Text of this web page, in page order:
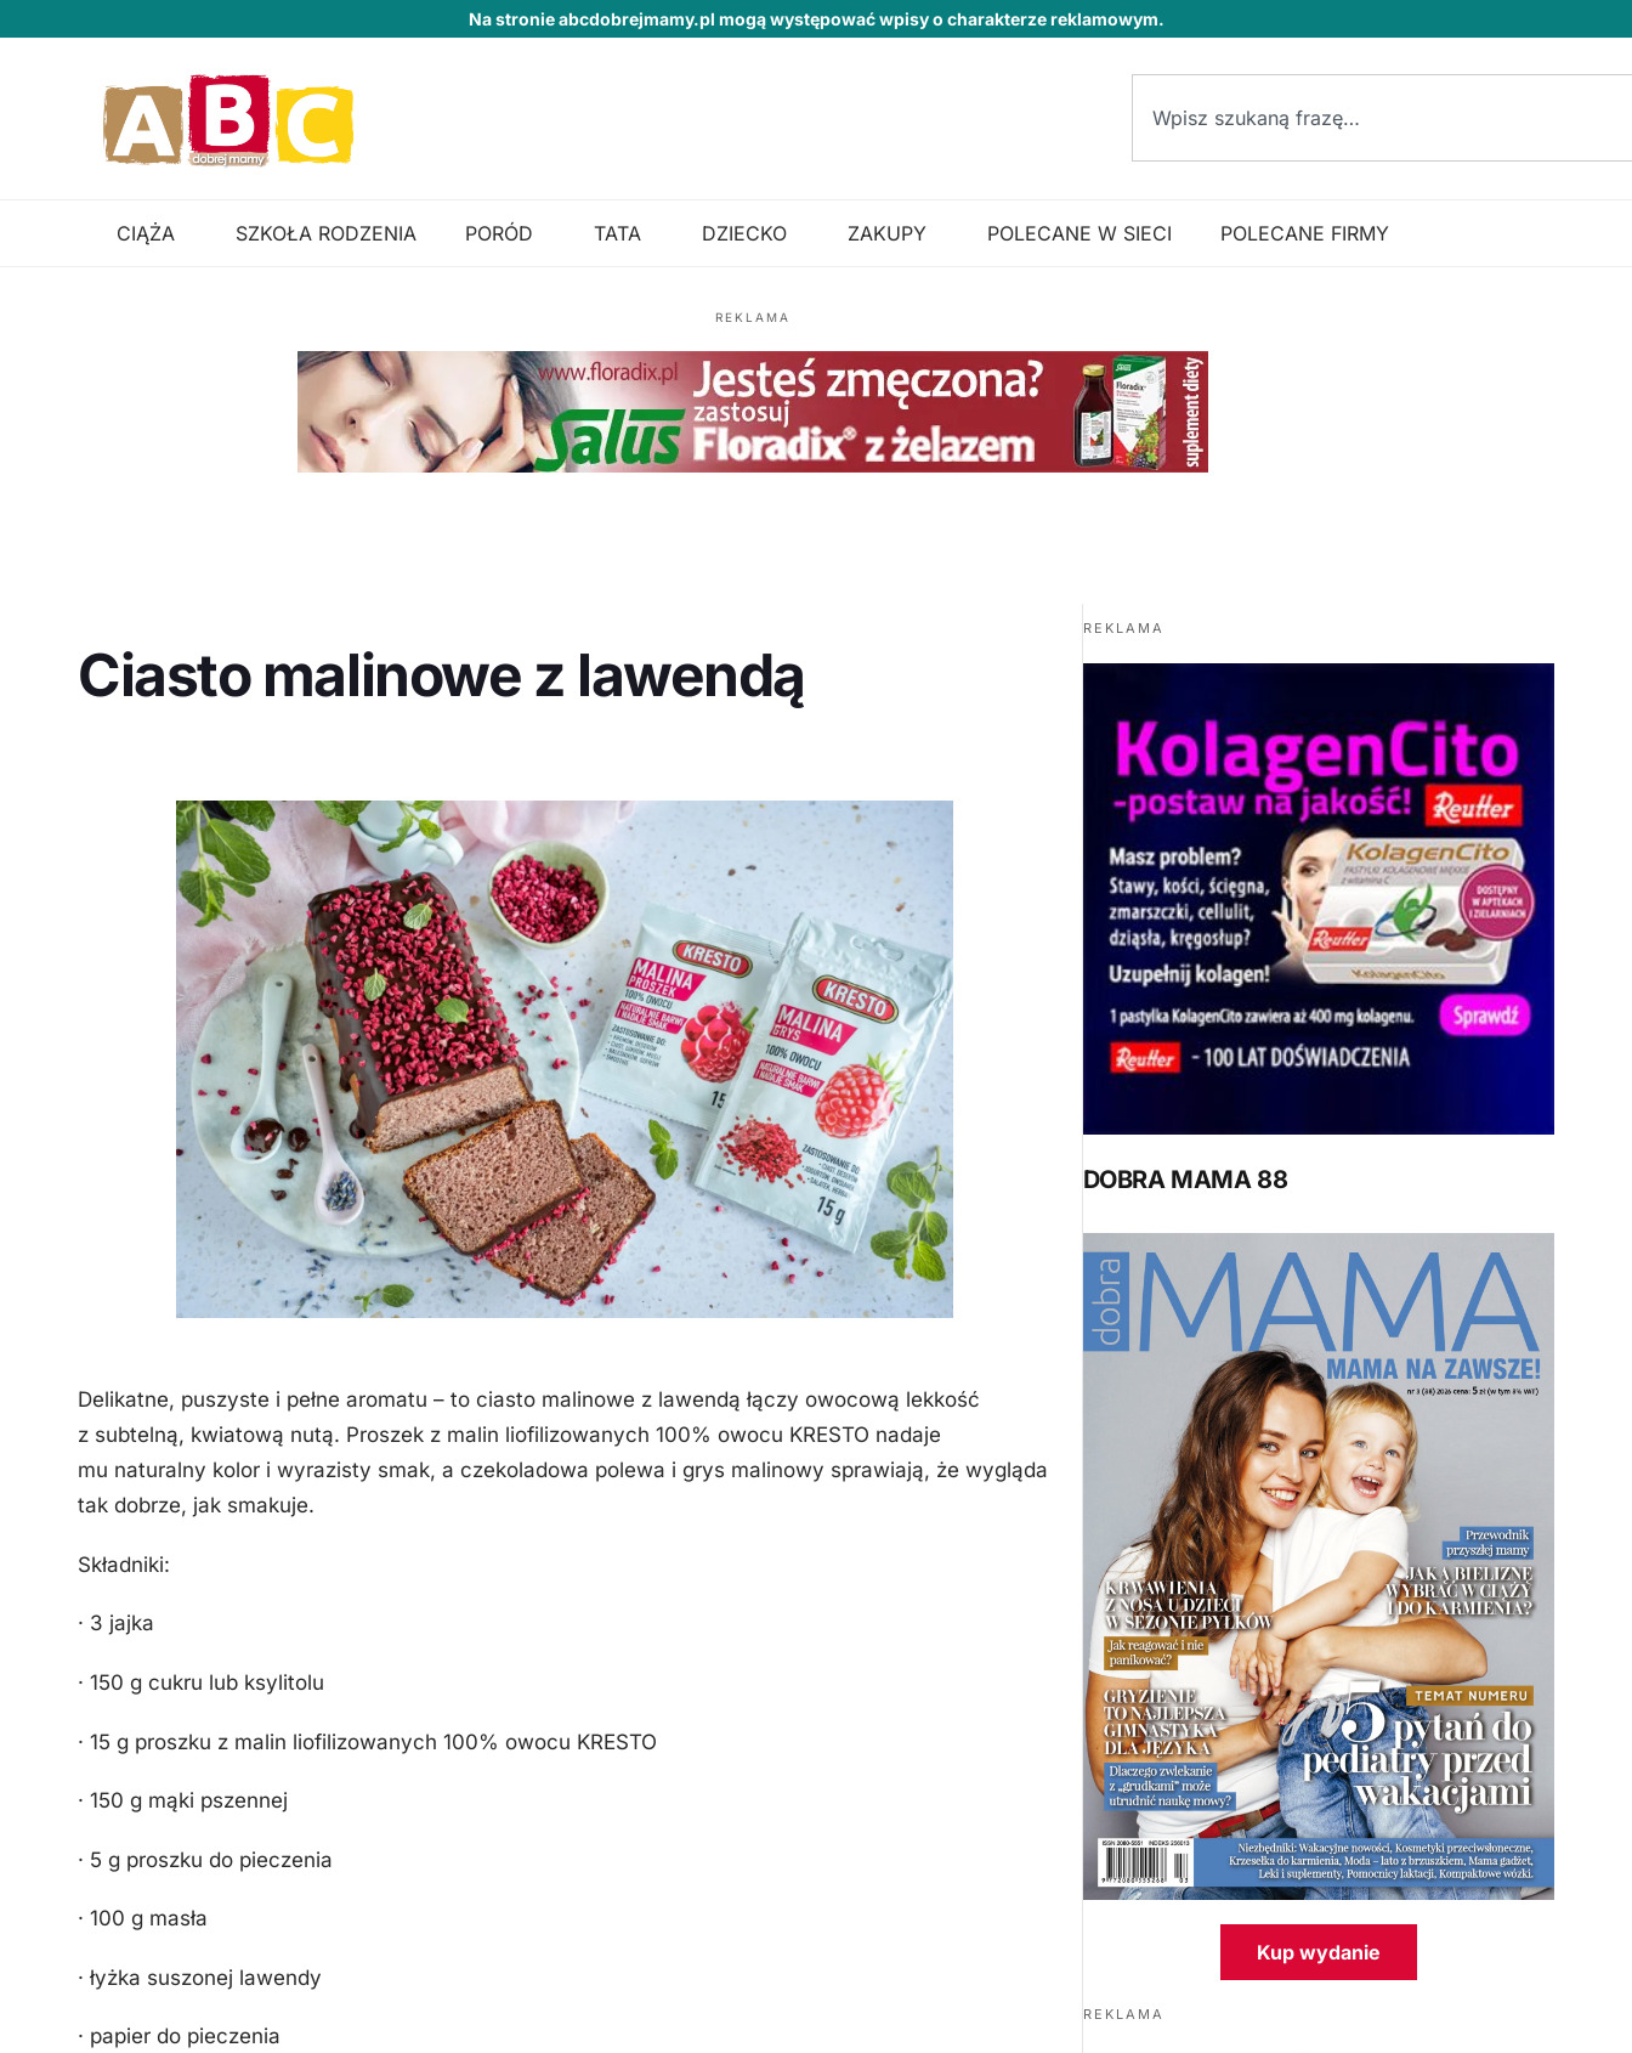
Na stronie abcdobrejmamy.pl mogą występować wpisy o charakterze reklamowym.
CIĄŻA SZKOŁA RODZENIA PORÓD TATA DZIECKO ZAKUPY POLECANE W SIECI POLECANE FIRMY
REKLAMA
Ciasto malinowe z lawendą
Delikatne, puszyste i pełne aromatu – to ciasto malinowe z lawendą łączy owocową lekkość
z subtelną, kwiatową nutą. Proszek z malin liofilizowanych 100% owocu KRESTO nadaje
mu naturalny kolor i wyrazisty smak, a czekoladowa polewa i grys malinowy sprawiają, że wygląda
tak dobrze, jak smakuje.
Składniki:
· 3 jajka
· 150 g cukru lub ksylitolu
· 15 g proszku z malin liofilizowanych 100% owocu KRESTO
· 150 g mąki pszennej
· 5 g proszku do pieczenia
· 100 g masła
· łyżka suszonej lawendy
· papier do pieczenia
REKLAMA
DOBRA MAMA 88
Kup wydanie
REKLAMA